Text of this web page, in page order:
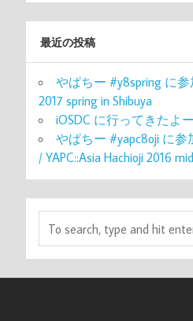
最近の投稿
やぱちー #y8spring に
2017 spring in Shibuya
iOSDC に行ってきたよ
やぱちー #yapc8oji に参
/ YAPC::Asia Hachioji 2016